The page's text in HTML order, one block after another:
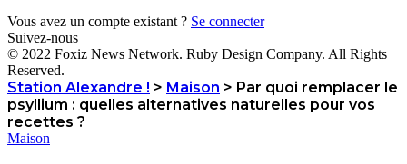
Vous avez un compte existant ? Se connecter
Suivez-nous
© 2022 Foxiz News Network. Ruby Design Company. All Rights
Reserved.
Station Alexandre ! > Maison > Par quoi remplacer le
psyllium : quelles alternatives naturelles pour vos
recettes ?
Maison